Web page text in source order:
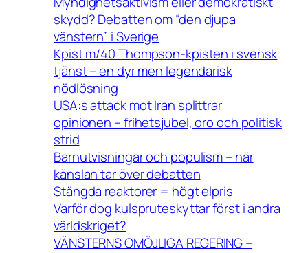
skydd? Debatten om “den djupa
vänstern” i Sverige
Kpist m/40 Thompson-kpisten i svensk
tjänst – en dyr men legendarisk
nödlösning
USA:s attack mot Iran splittrar
opinionen – frihetsjubel, oro och politisk
strid
Barnutvisningar och populism – när
känslan tar över debatten
Stängda reaktorer = högt elpris
Varför dog kulspruteskyttar först i andra
världskriget?
VÄNSTERNS OMÖJLIGA REGERING –